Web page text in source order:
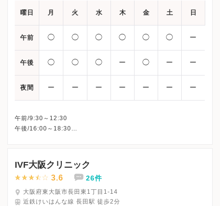
曜日 月 火 水 木 金 土 日
午前 ◯ ◯ ◯ ◯ ◯ ◯ ー
午後 ◯ ◯ ◯ ー ◯ ー ー
夜間 ー ー ー ー ー ー ー
午前/9:30～12:30
午後/16:00～18:30
IVF大阪クリニック
3.6 26件
大阪府東大阪市長田東1丁目1-14
近鉄けいはんな線 長田駅 徒歩2分